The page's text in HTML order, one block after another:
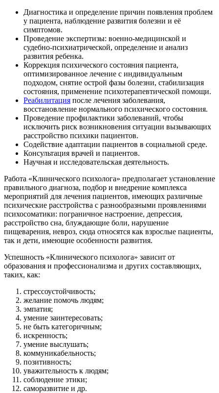
Диагностика и определение причин появления проблем
у пациента, наблюдение развития болезни и её
симптомов.
Проведение экспертизы: военно-медицинской и
судебно-психиатрической, определение и анализ
развития ребенка.
Коррекция психического состояния пациента,
оптимизированное лечение с индивидуальным
подходом, снятие острой фазы болезни, стабилизация
состояния, применение психотерапевтической помощи.
Реабилитация после лечения заболевания,
восстановление нормального психического состояния.
Проведение профилактики заболеваний, чтобы
исключить риск возникновения ситуации вызывающих
расстройство психики пациентов.
Содействие адаптации пациентов в социальной среде.
Консультация врачей и пациентов.
Научная и исследовательская деятельность.
Работа «Клинического психолога» предполагает установление
правильного диагноза, подбор и внедрение комплекса
мероприятий для лечения пациентов, имеющих различные
психические расстройства с разнообразными проявлениями
психосоматики: пограничное настроение, депрессия,
расстройство сна, блуждающие боли, нарушение
пищеварения, невроз, сюда относятся как взрослые пациенты,
так и дети, имеющие особенности развития.
Успешность «Клинического психолога» зависит от
образования и профессионализма и других составляющих,
таких, как:
стрессоустойчивость;
желание помочь людям;
эмпатия;
умение заинтересовать;
не быть категоричным;
искренность;
умение выслушать;
коммуникабельность;
позитивность;
уважительность к людям;
соблюдение этики;
саморазвитие и др.